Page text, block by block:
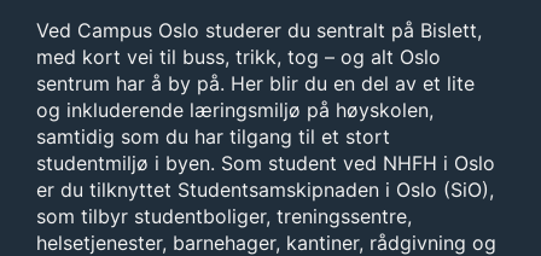
Ved Campus Oslo studerer du sentralt på Bislett,
med kort vei til buss, trikk, tog – og alt Oslo
sentrum har å by på. Her blir du en del av et lite
og inkluderende læringsmiljø på høyskolen,
samtidig som du har tilgang til et stort
studentmiljø i byen. Som student ved NHFH i Oslo
er du tilknyttet Studentsamskipnaden i Oslo (SiO),
som tilbyr studentboliger, treningssentre,
helsetjenester, barnehager, kantiner, rådgivning og